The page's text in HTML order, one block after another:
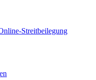
Streitbeilegung